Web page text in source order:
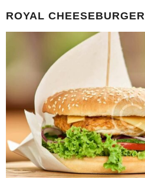
ROYAL CHEESEBURGER